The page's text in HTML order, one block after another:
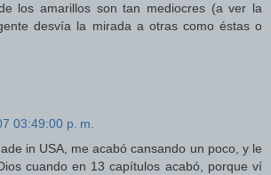
los amarillos son tan mediocres (a ver la
desvía la mirada a otras como éstas o
03:49:00 p. m.
in USA, me acabó cansando un poco, y le
cuando en 13 capítulos acabó, porque ví